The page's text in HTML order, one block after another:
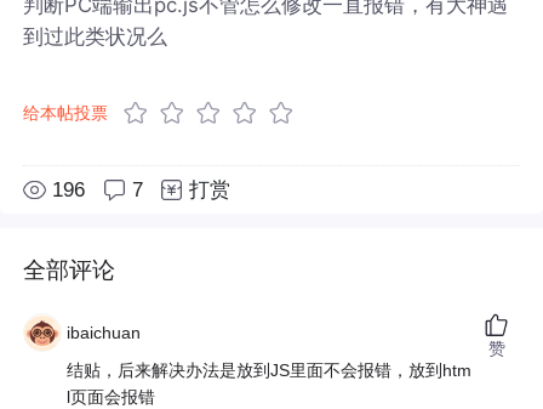
到过此类状况么
给本帖投票
196 7 打赏
全部评论
ibaichuan
结贴，后来解决办法是放到JS里面不会报错，放到htm
l页面会报错
赞